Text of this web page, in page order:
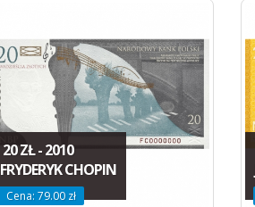
20 ZŁ - 2010
FRYDERYK CHOPIN
Cena: 79.00 zł